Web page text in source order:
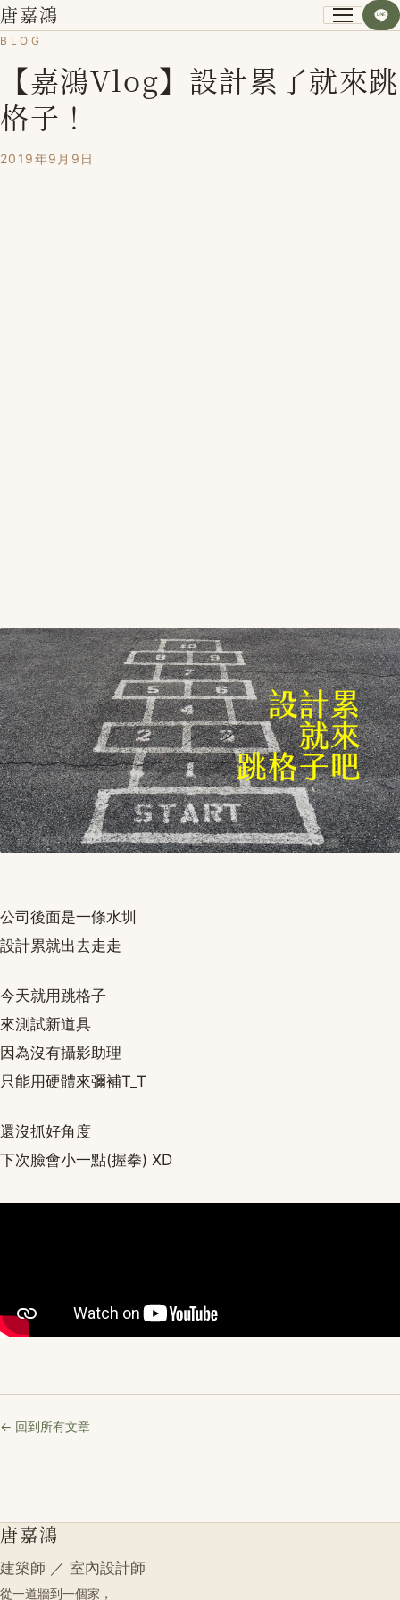
唐嘉鴻
關於我
小資空間改造術
BLOG
【嘉鴻Vlog】設計累了就來跳
格子！
2019年9月9日
公司後面是一條水圳
設計累就出去走走
今天就用跳格子
來測試新道具
因為沒有攝影助理
只能用硬體來彌補T_T
還沒抓好角度
下次臉會小一點(握拳) XD
← 回到所有文章
唐嘉鴻
建築師 ／ 室內設計師
從一道牆到一個家，